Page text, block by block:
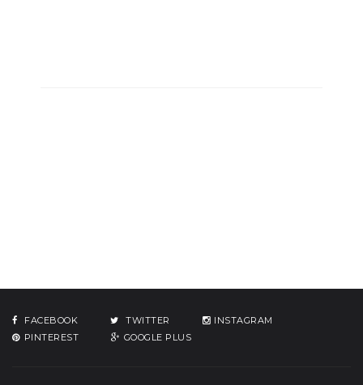
FACEBOOK TWITTER
INSTAGRAM
PINTEREST
GOOGLE PLUS